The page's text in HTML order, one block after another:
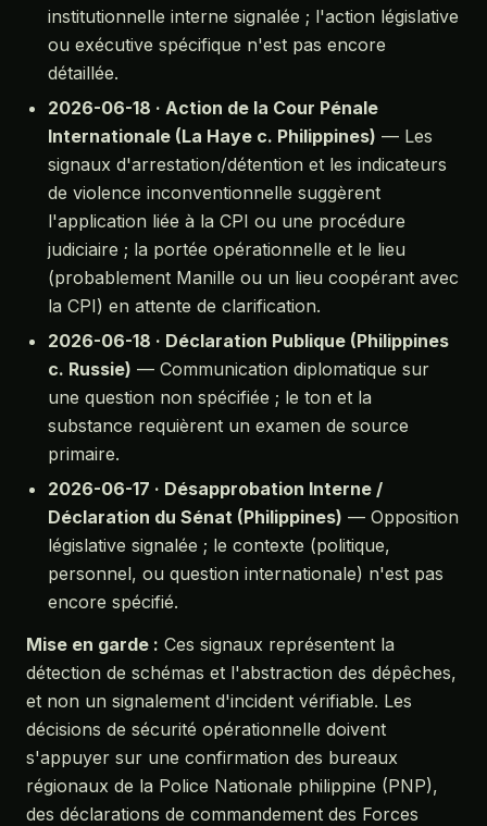
institutionnelle interne signalée ; l'action législative
ou exécutive spécifique n'est pas encore
détaillée.
2026-06-18 · Action de la Cour Pénale
Internationale (La Haye c. Philippines) — Les
signaux d'arrestation/détention et les indicateurs
de violence inconventionnelle suggèrent
l'application liée à la CPI ou une procédure
judiciaire ; la portée opérationnelle et le lieu
(probablement Manille ou un lieu coopérant avec
la CPI) en attente de clarification.
2026-06-18 · Déclaration Publique (Philippines
c. Russie) — Communication diplomatique sur
une question non spécifiée ; le ton et la
substance requièrent un examen de source
primaire.
2026-06-17 · Désapprobation Interne /
Déclaration du Sénat (Philippines) — Opposition
législative signalée ; le contexte (politique,
personnel, ou question internationale) n'est pas
encore spécifié.
Mise en garde : Ces signaux représentent la
détection de schémas et l'abstraction des dépêches,
et non un signalement d'incident vérifiable. Les
décisions de sécurité opérationnelle doivent
s'appuyer sur une confirmation des bureaux
régionaux de la Police Nationale philippine (PNP),
des déclarations de commandement des Forces